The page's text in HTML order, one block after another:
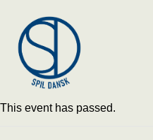
This event has passed.